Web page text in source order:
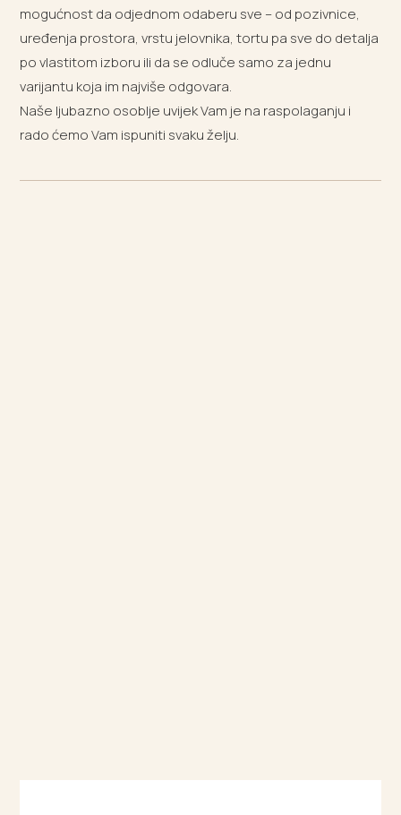
mogućnost da odjednom odaberu sve – od pozivnice,
uređenja prostora, vrstu jelovnika, tortu pa sve do detalja
po vlastitom izboru ili da se odluče samo za jednu
varijantu koja im najviše odgovara.
Naše ljubazno osoblje uvijek Vam je na raspolaganju i
rado ćemo Vam ispuniti svaku želju.